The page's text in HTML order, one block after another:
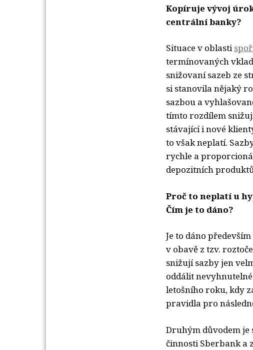
Kopíruje vývoj
centrální banky?
Situace v oblasti
termínovaných
snižovaní sazeb ze
si stanovila nějaký
sazbou a
tímto rozdílem
stávající i nové
to však neplatí.
rychle a
depozitních
Proč to neplatí u
Čím je to dáno?
Je to dáno
v obavě z tzv.
snižují sazby jen
oddálit
letošního roku, kdy
pravidla pro
Druhým důvodem je
činnosti Sberbank a